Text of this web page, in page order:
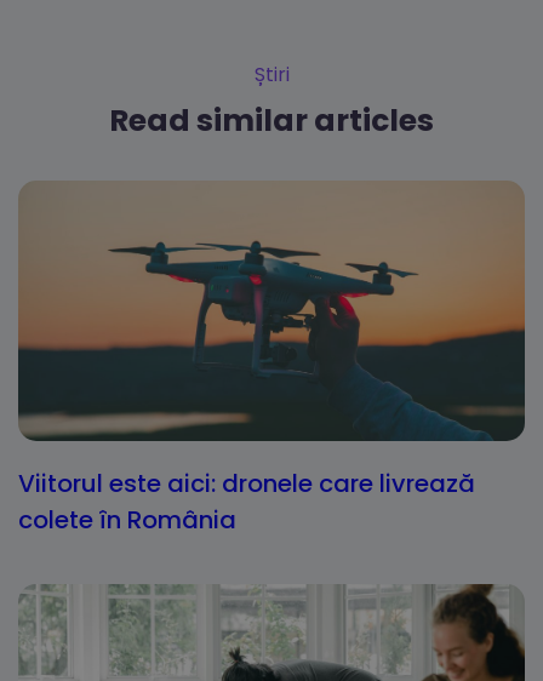
Știri
Read similar articles
Viitorul este aici: dronele care livrează
colete în România